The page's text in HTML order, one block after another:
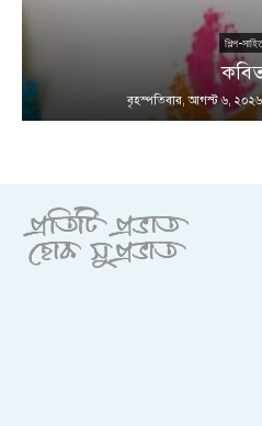
শিল্প-
বৃহস্পতিবার, আগস্ট ৬,